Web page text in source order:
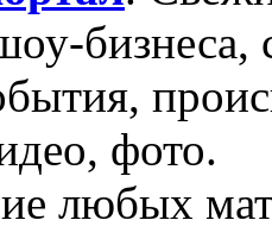
бизнеса,
фото.
любых